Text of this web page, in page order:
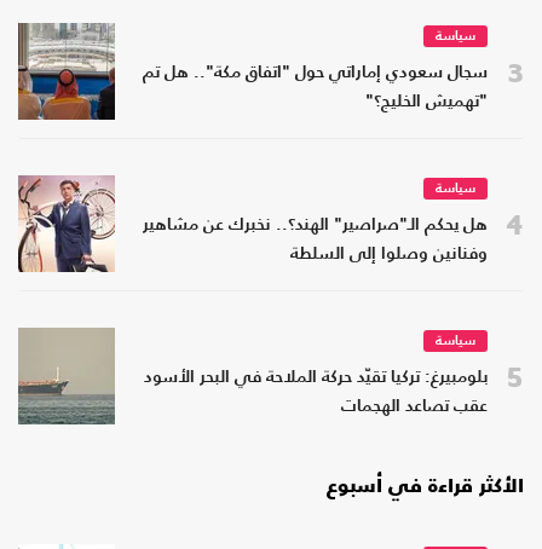
3
سياسة
سجال سعودي إماراتي حول "اتفاق مكة".. هل تم
"تهميش الخليج؟"
4
سياسة
هل يحكم الـ"صراصير" الهند؟.. نخبرك عن مشاهير
وفنانين وصلوا إلى السلطة
5
سياسة
بلومبيرغ: تركيا تقيّد حركة الملاحة في البحر الأسود
عقب تصاعد الهجمات
الأكثر قراءة في أسبوع